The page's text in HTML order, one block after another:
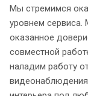
Мы стремимся
уровнем
оказанное
совместной
наладим работу